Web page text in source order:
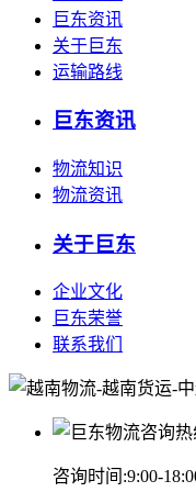
巨东资讯
关于巨东
运输路线
巨东资讯
物流知识
物流资讯
关于巨东
企业文化
巨东荣誉
联系我们
咨询时间:9:00-